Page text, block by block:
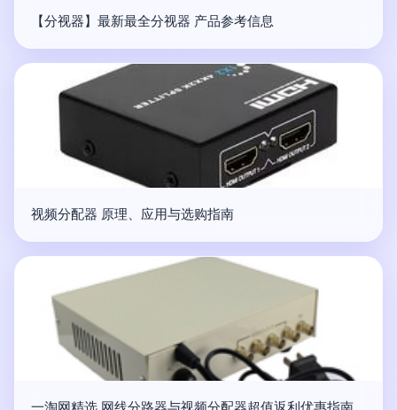
【分视器】最新最全分视器 产品参考信息
视频分配器 原理、应用与选购指南
一淘网精选 网线分路器与视频分配器超值返利优惠指南